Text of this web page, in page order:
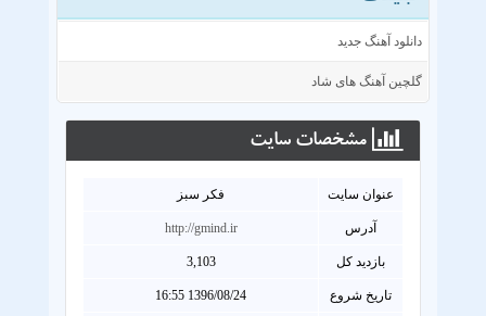
دانلود آهنگ جدید
گلچین آهنگ های شاد
مشخصات سايت
عنوان سايت فکر سبز
آدرس http://gmind.ir
بازدید کل 3,103
تاریخ شروع 1396/08/24 16:55